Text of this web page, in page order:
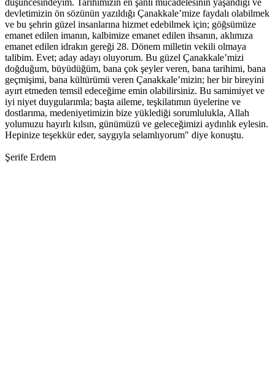
düşüncesindeyim. Tarihimizin en şanlı mücadelesinin yaşandığı ve
devletimizin ön sözünün yazıldığı Çanakkale’mize faydalı olabilmek
ve bu şehrin güzel insanlarına hizmet edebilmek için; göğsümüze
emanet edilen imanın, kalbimize emanet edilen ihsanın, aklımıza
emanet edilen idrakın gereği 28. Dönem milletin vekili olmaya
talibim. Evet; aday adayı oluyorum. Bu güzel Çanakkale’mizi
doğduğum, büyüdüğüm, bana çok şeyler veren, bana tarihimi, bana
geçmişimi, bana kültürümü veren Çanakkale’mizin; her bir bireyini
ayırt etmeden temsil edeceğime emin olabilirsiniz. Bu samimiyet ve
iyi niyet duygularımla; başta aileme, teşkilatımın üyelerine ve
dostlarıma, medeniyetimizin bize yüklediği sorumlulukla, Allah
yolumuzu hayırlı kılsın, günümüzü ve geleceğimizi aydınlık eylesin.
Hepinize teşekkür eder, saygıyla selamlıyorum" diye konuştu.
Şerife Erdem